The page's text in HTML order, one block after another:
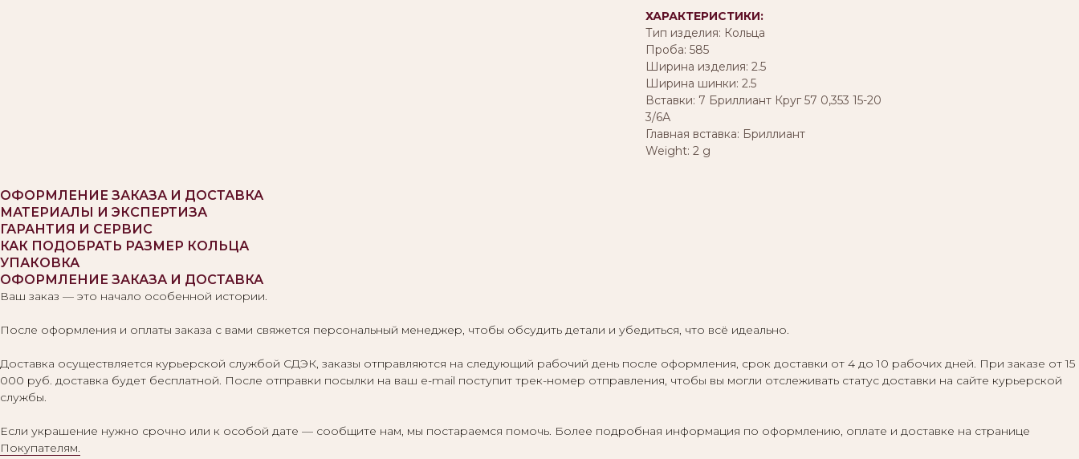
ХАРАКТЕРИСТИКИ:
Тип изделия: Кольца
Проба: 585
Ширина изделия: 2.5
Ширина шинки: 2.5
Вставки: 7 Бриллиант Круг 57 0,353 15-20
3/6А
Главная вставка: Бриллиант
Weight: 2 g
ОФОРМЛЕНИЕ ЗАКАЗА И ДОСТАВКА
МАТЕРИАЛЫ И ЭКСПЕРТИЗА
ГАРАНТИЯ И СЕРВИС
КАК ПОДОБРАТЬ РАЗМЕР КОЛЬЦА
УПАКОВКА
ОФОРМЛЕНИЕ ЗАКАЗА И ДОСТАВКА
Ваш заказ — это начало особенной истории.
После оформления и оплаты заказа с вами свяжется персональный менеджер, чтобы обсудить детали и убедиться, что всё идеально.
Доставка осуществляется курьерской службой СДЭК, заказы отправляются на следующий рабочий день после оформления, срок доставки от 4 до 10 рабочих дней. При заказе от 15
000 руб. доставка будет бесплатной. После отправки посылки на ваш e-mail поступит трек-номер отправления, чтобы вы могли отслеживать статус доставки на сайте курьерской
службы.
Если украшение нужно срочно или к особой дате — сообщите нам, мы постараемся помочь. Более подробная информация по оформлению, оплате и доставке на странице
Покупателям.